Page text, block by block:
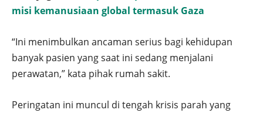
misi kemanusiaan global termasuk Gaza
“Ini menimbulkan ancaman serius bagi kehidupan
banyak pasien yang saat ini sedang menjalani
perawatan,” kata pihak rumah sakit.
Peringatan ini muncul di tengah krisis parah yang